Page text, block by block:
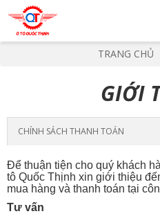
TRANG CHỦ
GIỚI
CHÍNH SÁCH THANH TOÁN
Để thuận tiện cho quý khách
tô Quốc Thịnh xin giới thiệu
mua hàng và thanh toán tại
Tư vấn